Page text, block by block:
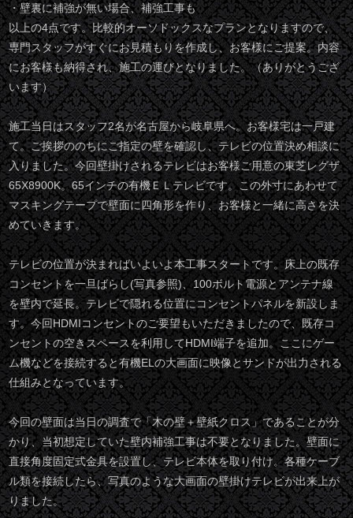
・壁裏に補強が無い場合、補強工事も
以上の4点です。比較的オーソドックスなプランとなりますので、
専門スタッフがすぐにお見積もりを作成し、お客様にご提案。内容
にお客様も納得され、施工の運びとなりました。（ありがとうござ
います）
施工当日はスタッフ2名が名古屋から岐阜県へ。お客様宅は一戸建
て。ご挨拶ののちにご指定の壁を確認し、テレビの位置決め相談に
入りました。今回壁掛けされるテレビはお客様ご用意の東芝レグザ
65X8900K。65インチの有機ＥＬテレビです。この外寸にあわせて
マスキングテープで壁面に四角形を作り、お客様と一緒に高さを決
めていきます。
テレビの位置が決まればいよいよ本工事スタートです。床上の既存
コンセントを一旦ばらし(写真参照)、100ボルト電源とアンテナ線
を壁内で延長。テレビで隠れる位置にコンセントパネルを新設しま
す。今回HDMIコンセントのご要望もいただきましたので、既存コ
ンセントの空きスペースを利用してHDMI端子を追加。ここにゲー
ム機などを接続すると有機ELの大画面に映像とサンドが出力される
仕組みとなっています。
今回の壁面は当日の調査で「木の壁＋壁紙クロス」であることが分
かり、当初想定していた壁内補強工事は不要となりました。壁面に
直接角度固定式金具を設置し、テレビ本体を取り付け。各種ケーブ
ル類を接続したら、写真のような大画面の壁掛けテレビが出来上が
りました。